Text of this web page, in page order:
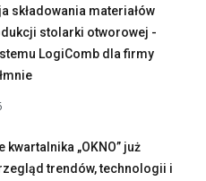
składowania materiałów
stolarki otworowej -
LogiComb dla firmy
kwartalnika „OKNO” już
trendów, technologii i